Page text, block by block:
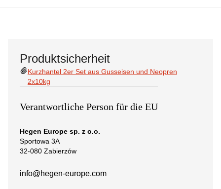
Produktsicherheit
Kurzhantel 2er Set aus Gusseisen und Neopren
2x10kg
Verantwortliche Person für die EU
Hegen Europe sp. z o.o.
Sportowa 3A
32-080 Zabierzów
info@hegen-europe.com